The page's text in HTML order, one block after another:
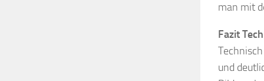
man mit
Fazit
und